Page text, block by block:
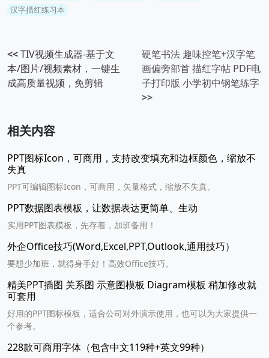
汉字描红练习本
<<TIV视频生成器-基于文
本/图片/视频素材，一键生
成高质量视频，免剪辑
硬笔书法 趣味控笔+汉字笔
画偏旁部首 描红字帖 PDF电
子打印版 小学初中钢笔练字
>>
相关内容
PPT图标Icon，可商用，支持改变填充和边框颜色，缩放不
失真
PPT可编辑图标Icon，可商用，矢量格式，缩放不失真。
PPT数据图表模板，让数据表达更简单、生动
实用PPT图表模板，先存着，加班备用！
外企Office技巧(Word,Excel,PPT,Outlook,通用技巧）
要想少加班，就得身手好！高效Office技巧。
精美PPT插图 关系图 示意图模板 Diagram模板 稍加修改就
可套用
好用的PPT图标模板，适合公司对外演示使用，也可以为大家提供一
个参考。
228款可商用字体（包含中文119种+英文99种）